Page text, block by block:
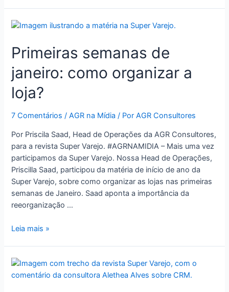
Primeiras semanas de
janeiro: como organizar a
loja?
7 Comentários /AGR na Mídia / PorAGR Consultores
Por Priscila Saad, Head de Operações da AGR Consultores,
para a revista Super Varejo. #AGRNAMIDIA – Mais uma vez
participamos da Super Varejo. Nossa Head de Operações,
Priscilla Saad, participou da matéria de início de ano da
Super Varejo, sobre como organizar as lojas nas primeiras
semanas de Janeiro. Saad aponta a importância da
reeorganização …
Leia mais »